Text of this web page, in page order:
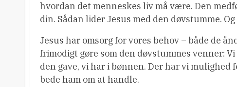
hvordan det menneskes liv må være. Den
din. Sådan lider Jesus med den døvstumme.
Jesus har omsorg for vores behov – både de
frimodigt gøre som den døvstummes venner:
den gave, vi har i bønnen. Der har vi mulighed
bede ham om at handle.